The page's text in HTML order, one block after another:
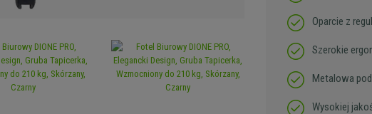
Oparcie z
Szerokie
Metalowa
Wysokiej